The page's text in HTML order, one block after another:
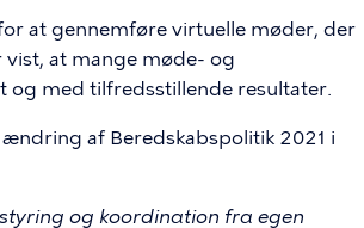
at gennemføre virtuelle møder, der
at mange møde- og
og med tilfredsstillende resultater.
af Beredskabspolitik 2021 i
og koordination fra egen